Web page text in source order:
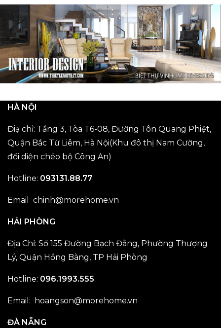
HÀ NỘI
Điạ chỉ: Tầng 3, Tòa T6-08, Đường Tôn Quang Phiệt,
Quận Bắc Từ Liêm, Hà Nội(Khu đô thị Nam Cường,
đối diện chéo bộ Công An)
Hotline: 093131.88.77
Email chinh@morehome.vn
HẢI PHÒNG
Địa Chỉ: Số 155 Đường Bạch Đằng, Phường Thượng
Lý, Quận Hồng Bàng, TP Hải Phòng
Hotline: 096.1993.555
Email: hoangson@morehome.vn
ĐÀ NẴNG